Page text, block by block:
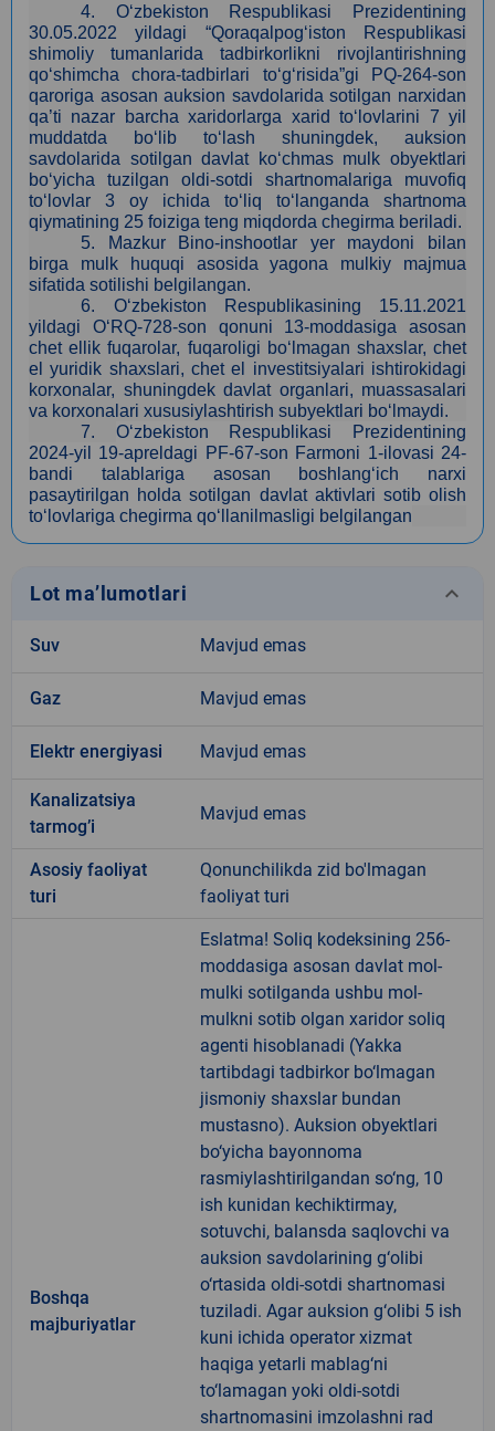
4. O‘zbekiston Respublikasi Prezidentining
30.05.2022 yildagi “Qoraqalpog‘iston Respublikasi
shimoliy tumanlarida tadbirkorlikni rivojlantirishning
qo‘shimcha chora-tadbirlari to‘g‘risida”gi PQ-264-son
qaroriga asosan auksion savdolarida sotilgan narxidan
qa’ti nazar barcha xaridorlarga xarid to‘lovlarini 7 yil
muddatda bo‘lib to‘lash shuningdek, auksion
savdolarida sotilgan davlat ko‘chmas mulk obyektlari
bo‘yicha tuzilgan oldi-sotdi shartnomalariga muvofiq
to‘lovlar 3 oy ichida to‘liq to‘langanda shartnoma
qiymatining 25 foiziga teng miqdorda chegirma beriladi.
5.
Mazkur Bino-inshootlar yer maydoni bilan
birga mulk huquqi asosida yagona mulkiy majmua
sifatida sotilishi belgilangan.
6. O‘zbekiston Respublikasining 15.11.2021
yildagi O‘RQ-728-son qonuni 13-moddasiga asosan
сhet ellik fuqarolar, fuqaroligi bo‘lmagan shaxslar, chet
el yuridik shaxslari, chet el investitsiyalari ishtirokidagi
korxonalar, shuningdek davlat organlari, muassasalari
va korxonalari xususiylashtirish subyektlari bo‘lmaydi.
7. O‘zbekiston Respublikasi Prezidentining
2024-yil 19-apreldagi PF-67-son Farmoni 1-ilovasi 24-
bandi talablariga asosan boshlang‘ich narxi
pasaytirilgan holda sotilgan davlat aktivlari sotib olish
to‘lovlariga chegirma qo‘llanilmasligi belgilangan
Lot ma’lumotlari keyboard_arrow_down
Suv Mavjud emas
Gaz Mavjud emas
Elektr energiyasi Mavjud emas
Kanalizatsiya
tarmogʼi
Mavjud emas
Аsosiy faoliyat
turi
Qonunchilikda zid bo'lmagan
faoliyat turi
Boshqa
majburiyatlar
Eslatma! Soliq kodeksining 256-
moddasiga asosan davlat mol-
mulki sotilganda ushbu mol-
mulkni sotib olgan xaridor soliq
agenti hisoblanadi (Yakka
tartibdagi tadbirkor bo‘lmagan
jismoniy shaxslar bundan
mustasno). Auksion obyektlari
bo‘yicha bayonnoma
rasmiylashtirilgandan so‘ng, 10
ish kunidan kechiktirmay,
sotuvchi, balansda saqlovchi va
auksion savdolarining g‘olibi
o‘rtasida oldi-sotdi shartnomasi
tuziladi. Agar auksion g‘olibi 5 ish
kuni ichida operator xizmat
haqiga yetarli mablag‘ni
to‘lamagan yoki oldi-sotdi
shartnomasini imzolashni rad